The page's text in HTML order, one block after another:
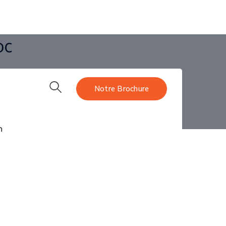
Notre Brochure
une immersion FPV dans un palace à